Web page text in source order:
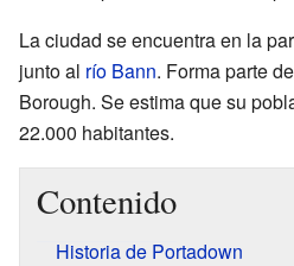
La ciudad se encuentra en la
junto al río Bann. Forma parte
Borough. Se estima que su
22.000 habitantes.
Contenido
Historia de Portadown